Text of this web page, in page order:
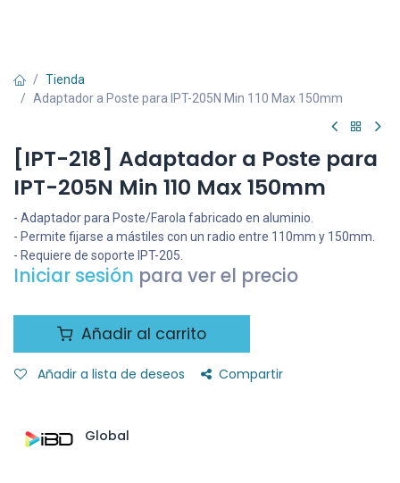
Tienda
Adaptador a Poste para IPT-205N Min 110 Max 150mm
[IPT-218] Adaptador a Poste para
IPT-205N Min 110 Max 150mm
- Adaptador para Poste/Farola fabricado en aluminio.
- Permite fijarse a mástiles con un radio entre 110mm y 150mm.
- Requiere de soporte IPT-205.
Iniciar sesión para ver el precio
Añadir al carrito
Añadir a lista de deseos Compartir
Global